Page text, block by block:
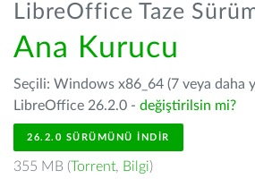
LibreOffice Taze
Ana Kurucu
Seçili: Windows x86_64 (7 veya daha
LibreOffice 26.2.0 - değiştirilsin mi?
26.2.0 SÜRÜMÜNÜ İNDIR
355 MB (Torrent, Bilgi)